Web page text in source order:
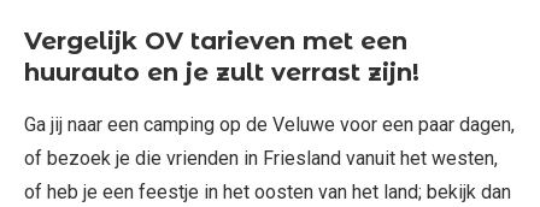
Vergelijk OV tarieven met een
huurauto en je zult verrast zijn!
Ga jij naar een camping op de Veluwe voor een paar dagen,
of bezoek je die vrienden in Friesland vanuit het westen,
of heb je een feestje in het oosten van het land; bekijk dan